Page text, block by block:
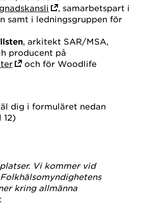
, samarbetspart i
samt i ledningsgruppen för
, arkitekt SAR/MSA,
producent på
och för Woodlife
dig i formuläret nedan
12)
Vi kommer vid
kring allmänna